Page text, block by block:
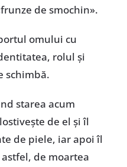
de smochin».
omului cu
rolul și
schimbă.
starea acum
de el și îl
de piele, iar apoi îl
de moartea